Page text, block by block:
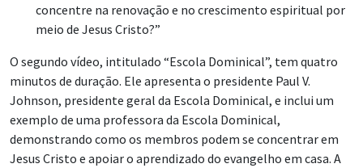
concentre na renovação e no crescimento espiritual por
meio de Jesus Cristo?”
O segundo vídeo, intitulado “Escola Dominical”, tem quatro
minutos de duração. Ele apresenta o presidente Paul V.
Johnson, presidente geral da Escola Dominical, e inclui um
exemplo de uma professora da Escola Dominical,
demonstrando como os membros podem se concentrar em
Jesus Cristo e apoiar o aprendizado do evangelho em casa. A